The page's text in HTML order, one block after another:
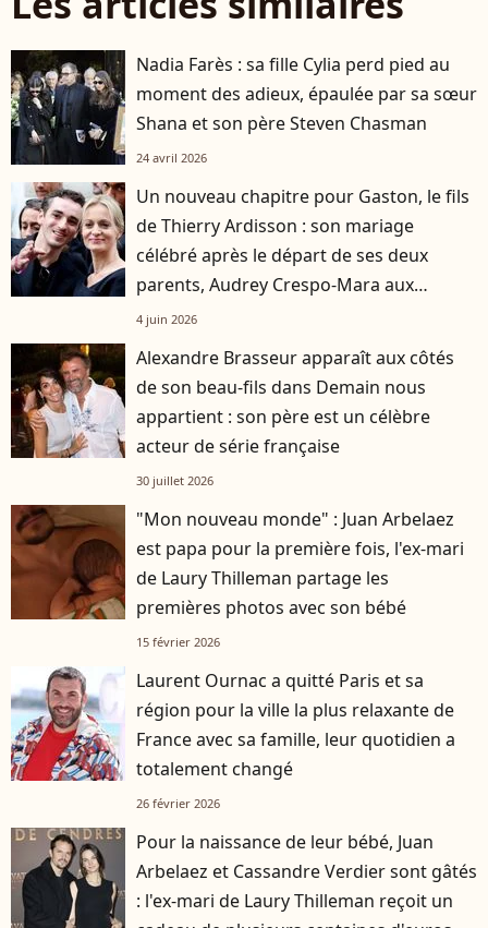
Nadia Farès : sa fille Cylia perd pied au
moment des adieux, épaulée par sa sœur
Shana et son père Steven Chasman
24 avril 2026
Un nouveau chapitre pour Gaston, le fils
de Thierry Ardisson : son mariage
célébré après le départ de ses deux
parents, Audrey Crespo-Mara aux
premières loges
4 juin 2026
Alexandre Brasseur apparaît aux côtés
de son beau-fils dans Demain nous
appartient : son père est un célèbre
acteur de série française
30 juillet 2026
"Mon nouveau monde" : Juan Arbelaez
est papa pour la première fois, l'ex-mari
de Laury Thilleman partage les
premières photos avec son bébé
15 février 2026
Laurent Ournac a quitté Paris et sa
région pour la ville la plus relaxante de
France avec sa famille, leur quotidien a
totalement changé
26 février 2026
Pour la naissance de leur bébé, Juan
Arbelaez et Cassandre Verdier sont gâtés
: l'ex-mari de Laury Thilleman reçoit un